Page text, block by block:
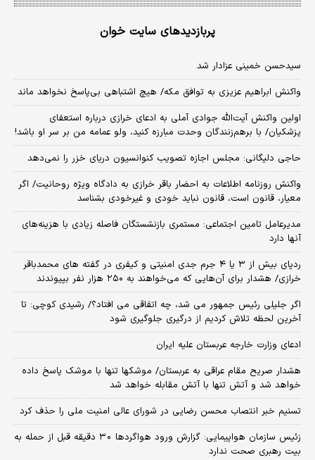
پربازدیدهای سایت خوان
سیدحسن خمینی عزادار شد
واکنش ابراهیم عزیزی به توافق مکه/ هیچ اشتباهی بی‌پاسخ نخواهد ماند
اولین واکنش آیت‌الله جوادی آملی به ادعای خرازی درباره استعفای
پزشکیان/ با برهم‌زنندگان وحدت مبارزه کنید، ولو عمامه من بر سر او باشد!
حاجی دلیگانی: مجلس اجازه تصویب کنوانسیون دریای خزر را نمی‌دهد
واکنش روزنامه اطلاعات به احضار باقر خرازی به دادگاه ویژه روحانیت/ اگر
معیار، قانون است، قانون نباید خودی و غیرخودی بشناسد
مدیرعامل تامین اجتماعی: مستمری بازنشستگان فاصله زیادی با هزینه‌های
آنها دارد
ردپای بیش از ۳ یا ۴ جرم جدی امنیتی و کیفری در گفته های محمدباقر
خرازی/ هشدار برای آن‌هایی که می‌خواهند به ۲۵۰ هزار نفر بپیوندند
اگر جلیلی رئیس جمهور می شد، چه اتفاقی می افتاد؟/ رشیدی کوچی: تا
آخرین لحظه تلاش کردیم از درگیری جلوگیری شود
ادعای وزارت خارجه عربستان علیه ایران
هشدار صریح مقام عراقی به عربستان/ موشکها تنها با موشک پاسخ داده
خواهد شد و آتش تنها با آتش مقابله خواهد شد
تسنیم خبر انتصاب محسن رضایی در شورای عالی امنیت ملی را حذف کرد
زئیس سازمان هواپیمایی: گزارش ورود هواگردها ٣٠ دقیقه قبل از حمله به
بیت رهبری صحت ندارد